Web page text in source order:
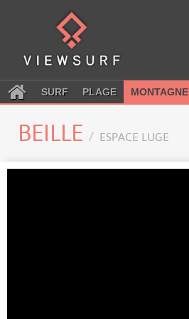
SURF PLAGE MONTAGNE
BEILLE ESPACE LUGE